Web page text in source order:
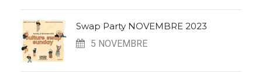
Swap Party NOVEMBRE 2023
5 NOVEMBRE